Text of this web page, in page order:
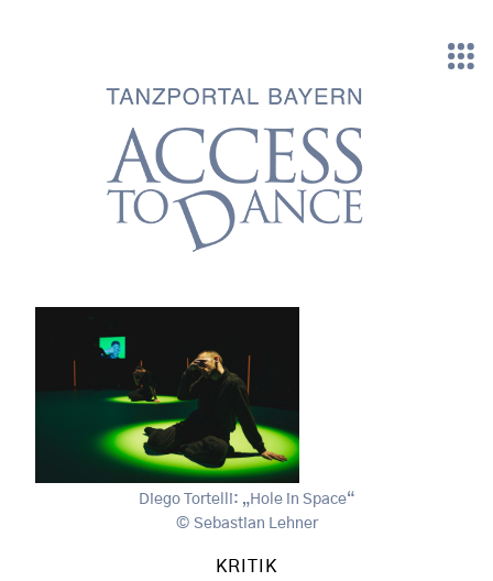
Diego Tortelli: „Hole in Space“
Sebastian Lehner
KRITIK